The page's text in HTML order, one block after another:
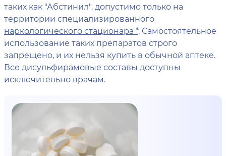
таких как "Абстинил", допустимо только на
территории специализированного
наркологического стационара *. Самостоятельное
использование таких препаратов строго
запрещено, и их нельзя купить в обычной аптеке.
Все дисульфирамовые составы доступны
исключительно врачам.